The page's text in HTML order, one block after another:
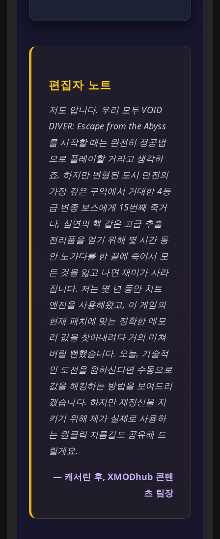
편집자 노트
저도 압니다. 우리 모두 VOID
DIVER: Escape from the Abyss
를 시작할 때는 완전히 정공법
으로 플레이할 거라고 생각하
죠. 하지만 변형된 도시 던전의
가장 깊은 구역에서 거대한 4등
급 변종 보스에게 15번째 죽거
나, 심연의 핵 같은 고급 추출
전리품을 얻기 위해 몇 시간 동
안 노가다를 한 끝에 죽어서 모
든 것을 잃고 나면 재미가 사라
집니다. 저는 몇 년 동안 치트
엔진을 사용해왔고, 이 게임의
현재 패치에 맞는 정확한 메모
리 값을 찾아내려다 거의 미쳐
버릴 뻔했습니다. 오늘, 기술적
인 도전을 원하신다면 수동으로
값을 해킹하는 방법을 보여드리
겠습니다. 하지만 제정신을 지
키기 위해 제가 실제로 사용하
는 원클릭 지름길도 공유해 드
릴게요.
— 캐서린 후, XMODhub 콘텐
츠 팀장